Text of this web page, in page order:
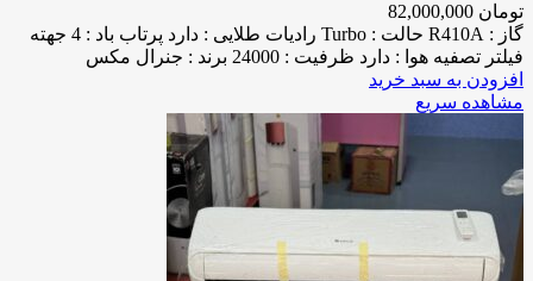
تومان
گاز : R410A حالت : Turbo رادیات طلایی : دارد پرتاب باد : 4 جهته
فیلتر تصفیه هوا : دارد ظرفیت : 24000 برند : جنرال مکس
افزودن به سبد خرید
مشاهده سریع